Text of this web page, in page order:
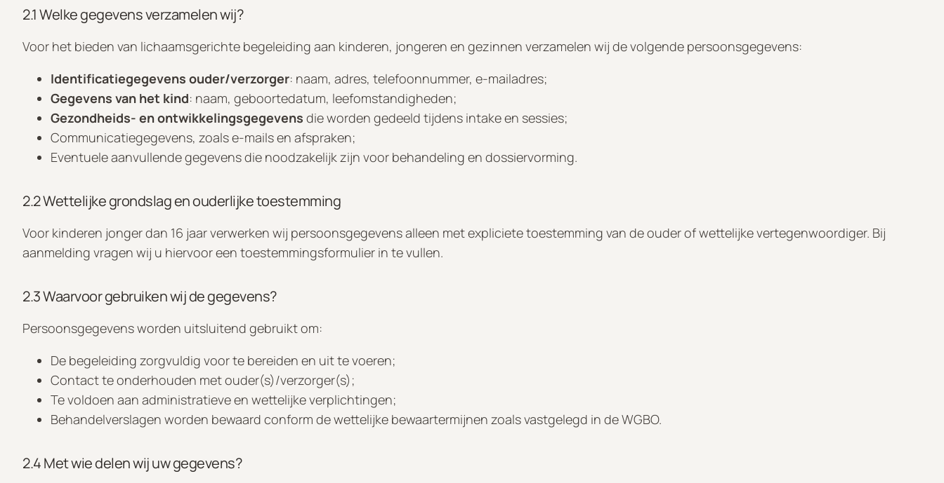
2.1 Welke gegevens verzamelen wij?
Voor het bieden van lichaamsgerichte begeleiding aan kinderen, jongeren en gezinnen verzamelen wij de volgende persoonsgegevens:
Identificatiegegevens ouder/verzorger: naam, adres, telefoonnummer, e-mailadres;
Gegevens van het kind: naam, geboortedatum, leefomstandigheden;
Gezondheids- en ontwikkelingsgegevens die worden gedeeld tijdens intake en sessies;
Communicatiegegevens, zoals e-mails en afspraken;
Eventuele aanvullende gegevens die noodzakelijk zijn voor behandeling en dossiervorming.
2.2 Wettelijke grondslag en ouderlijke toestemming
Voor kinderen jonger dan 16 jaar verwerken wij persoonsgegevens alleen met expliciete toestemming van de ouder of wettelijke vertegenwoordiger. Bij
aanmelding vragen wij u hiervoor een toestemmingsformulier in te vullen.
2.3 Waarvoor gebruiken wij de gegevens?
Persoonsgegevens worden uitsluitend gebruikt om:
De begeleiding zorgvuldig voor te bereiden en uit te voeren;
Contact te onderhouden met ouder(s)/verzorger(s);
Te voldoen aan administratieve en wettelijke verplichtingen;
Behandelverslagen worden bewaard conform de wettelijke bewaartermijnen zoals vastgelegd in de WGBO.
2.4 Met wie delen wij uw gegevens?